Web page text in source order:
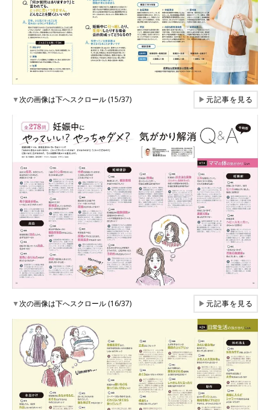
▼次の画像は下へスクロール (15/37) ▶元記事を見る
▼次の画像は下へスクロール (16/37) ▶元記事を見る